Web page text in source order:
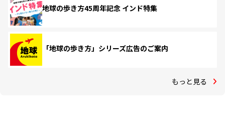
地球の歩き方45周年記念 インド特集
「地球の歩き方」シリーズ広告のご案内
もっと見る